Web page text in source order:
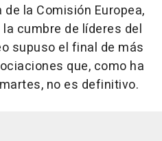
la Comisión Europea,
cumbre de líderes del
supuso el final de más
que, como ha
no es definitivo.